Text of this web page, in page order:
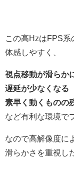
この高HzはFPS
体感しやすく、
視点移動が滑らか
遅延が少なくなる
素早く動くものの
など有利な環境で
なので高解像度に
滑らかさを重視し